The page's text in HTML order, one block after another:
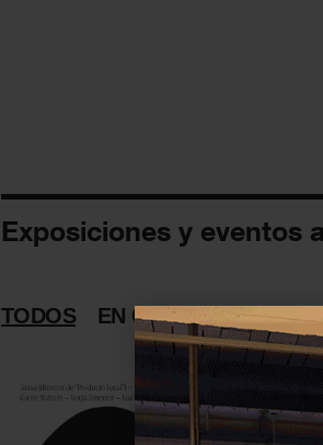
Exposiciones y eventos
TODOS EN CURSO PASADAS